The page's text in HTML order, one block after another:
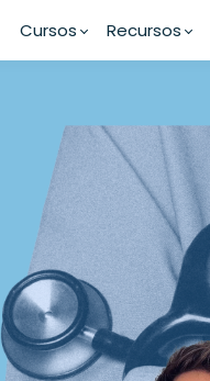
Cursos Recursos